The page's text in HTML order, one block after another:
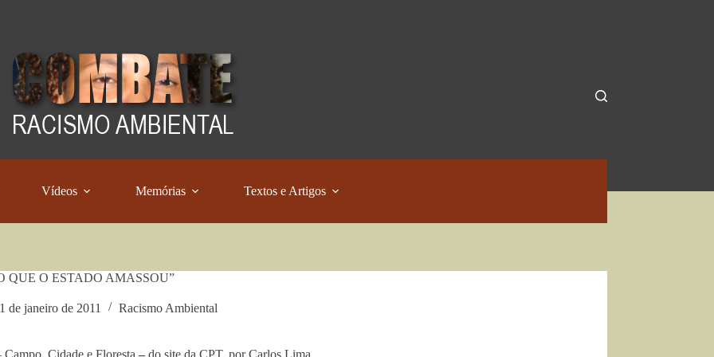
Vídeos Memórias Textos e Artigos
QUE O ESTADO AMASSOU”
de janeiro de 2011 Racismo Ambiental
Campo, Cidade e Floresta – do site da CPT, por Carlos Lima